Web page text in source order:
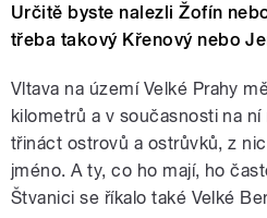
Určitě byste nalezli Žofín
třeba takový Křenový nebo
Vltava na území Velké Prahy
kilometrů a v současnosti na
třináct ostrovů a ostrůvků, z
jméno. A ty, co ho mají, ho
Štvanici se říkalo také Velké